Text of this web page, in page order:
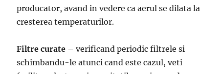
producator, avand in vedere ca aerul se dilata la
cresterea temperaturilor.
Filtre curate – verificand periodic filtrele si
schimbandu-le atunci cand este cazul, veti